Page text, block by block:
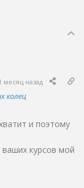
месяц назад
колец
и поэтому
курсов мой